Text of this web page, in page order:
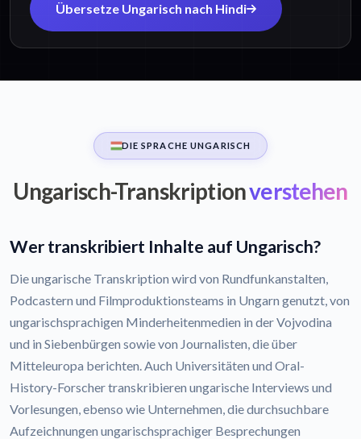
Übersetze Ungarisch nach Hindi
DIE SPRACHE UNGARISCH
Ungarisch-Transkriptionverstehen
Wer transkribiert Inhalte auf Ungarisch?
Die ungarische Transkription wird von Rundfunkanstalten,
Podcastern und Filmproduktionsteams in Ungarn genutzt, von
ungarischsprachigen Minderheitenmedien in der Vojvodina
und in Siebenbürgen sowie von Journalisten, die über
Mitteleuropa berichten. Auch Universitäten und Oral-
History-Forscher transkribieren ungarische Interviews und
Vorlesungen, ebenso wie Unternehmen, die durchsuchbare
Aufzeichnungen ungarischsprachiger Besprechungen